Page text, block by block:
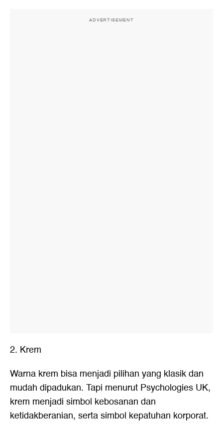
ADVERTISEMENT
2. Krem
Warna krem bisa menjadi pilihan yang klasik dan
mudah dipadukan. Tapi menurut Psychologies UK,
krem menjadi simbol kebosanan dan
ketidakberanian, serta simbol kepatuhan korporat.